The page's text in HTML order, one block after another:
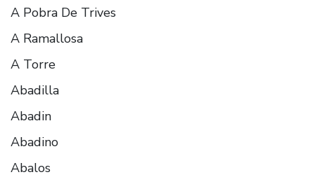
A Pobra De Trives
A Ramallosa
A Torre
Abadilla
Abadin
Abadino
Abalos